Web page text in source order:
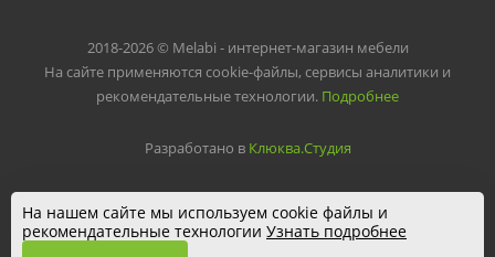
2018-2026 © Melabi - интернет-магазин мебели
На сайте применяются cookie-файлы, сервисы аналитики и
рекомендательные технологии. Подробнее
Разработано в Клюква.Студия
На нашем сайте мы используем cookie файлы и
рекомендательные технологии Узнать подробнее